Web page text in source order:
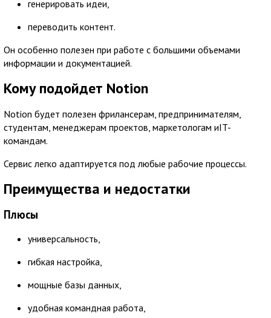
генерировать идеи,
переводить контент.
Он особенно полезен при работе с большими объемами
информации и документацией.
Кому подойдет Notion
Notion будет полезен фрилансерам, предпринимателям,
студентам, менеджерам проектов, маркетологам иIT-
командам.
Сервис легко адаптируется под любые рабочие процессы.
Преимущества и недостатки
Плюсы
универсальность,
гибкая настройка,
мощные базы данных,
удобная командная работа,